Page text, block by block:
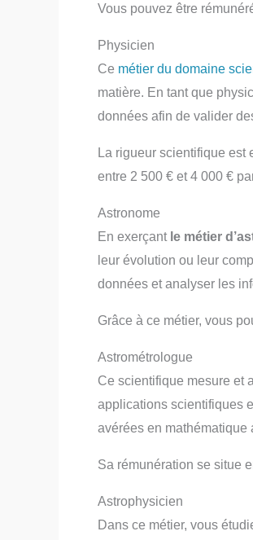
Vous pouvez être
Physicien
Ce métier du domaine
matière. En tant que
données afin de valider
La rigueur scientifique est
entre 2 500 € et 4 000 €
Astronome
En exerçant le métier
leur évolution ou leur
données et analyser les
Grâce à ce métier, vous
Astrométrologue
Ce scientifique mesure et
applications scientifiques
avérées en
Sa rémunération se situe
Astrophysicien
Dans ce métier, vous